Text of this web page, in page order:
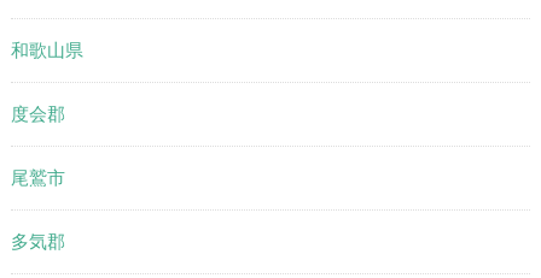
和歌山県
度会郡
尾鷲市
多気郡